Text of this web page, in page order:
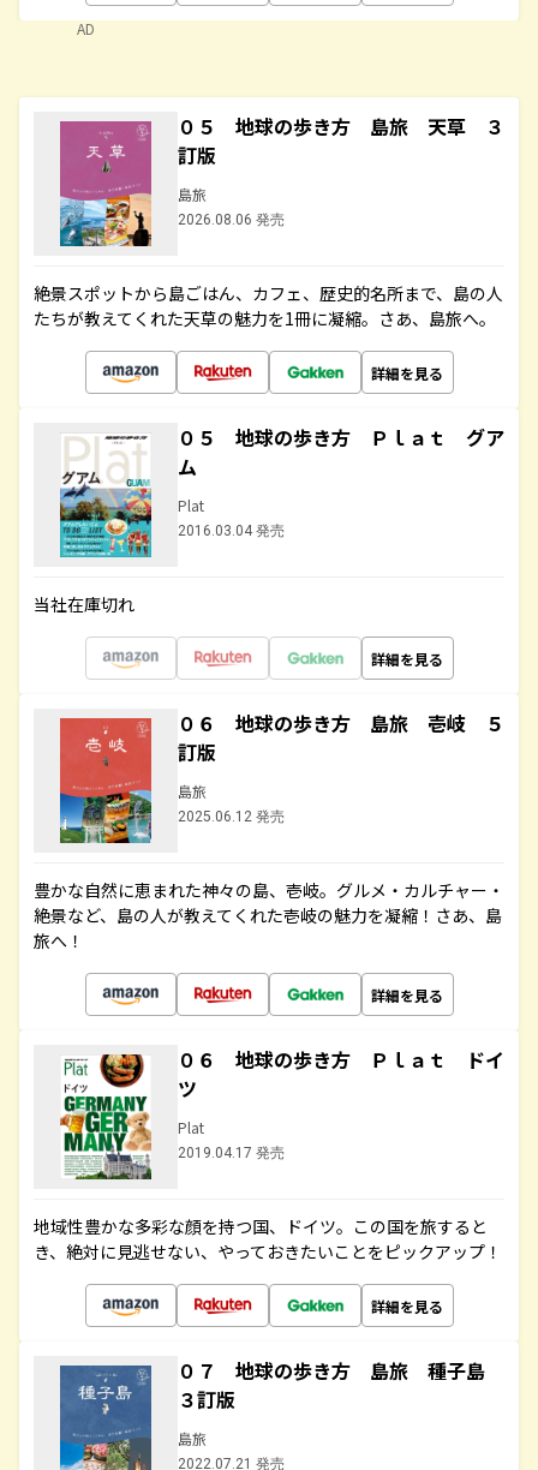
AD
０５ 地球の歩き方 島旅 天草 ３
訂版
島旅
2026.08.06 発売
絶景スポットから島ごはん、カフェ、歴史的名所まで、島の人
たちが教えてくれた天草の魅力を1冊に凝縮。さあ、島旅へ。
詳細を見る
０５ 地球の歩き方 Ｐｌａｔ グア
ム
Plat
2016.03.04 発売
当社在庫切れ
詳細を見る
０６ 地球の歩き方 島旅 壱岐 ５
訂版
島旅
2025.06.12 発売
豊かな自然に恵まれた神々の島、壱岐。グルメ・カルチャー・
絶景など、島の人が教えてくれた壱岐の魅力を凝縮！さあ、島
旅へ！
詳細を見る
０６ 地球の歩き方 Ｐｌａｔ ドイ
ツ
Plat
2019.04.17 発売
地域性豊かな多彩な顔を持つ国、ドイツ。この国を旅すると
き、絶対に見逃せない、やっておきたいことをピックアップ！
詳細を見る
０７ 地球の歩き方 島旅 種子島
３訂版
島旅
2022.07.21 発売